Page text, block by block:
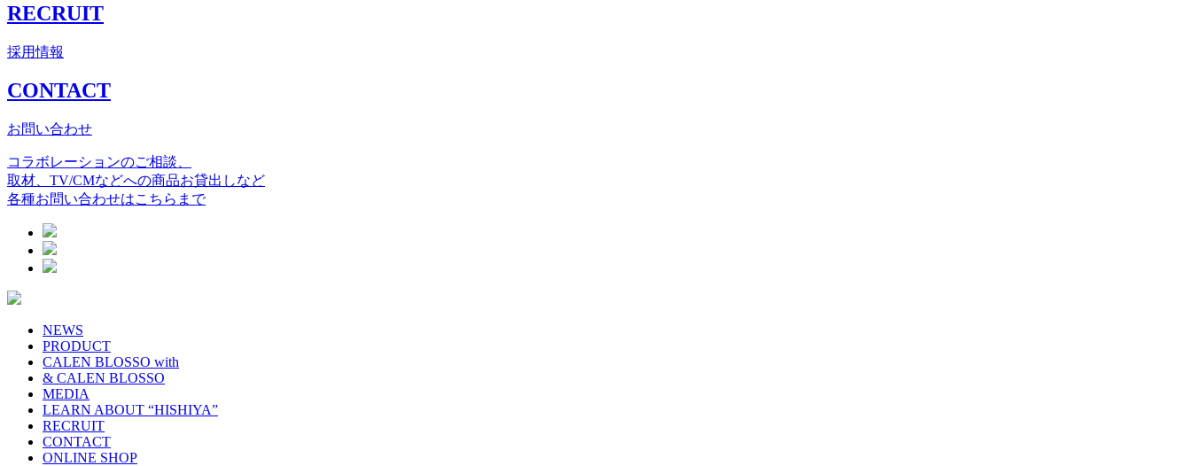
RECRUIT
採用情報
CONTACT
お問い合わせ
コラボレーションのご相談、
取材、TV/CMなどへの商品お貸出しなど
各種お問い合わせはこちらまで
NEWS
PRODUCT
CALEN BLOSSO with
& CALEN BLOSSO
MEDIA
LEARN ABOUT “HISHIYA”
RECRUIT
CONTACT
ONLINE SHOP